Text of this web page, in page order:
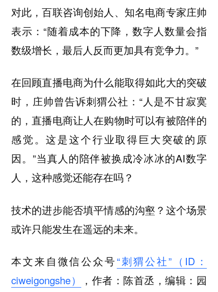
对此，百联咨询创始人、知名电商专家庄帅
表示：“随着成本的下降，数字人数量会指
数级增长，最后人反而更加具有竞争力。”
在回顾直播电商为什么能取得如此大的突破
时，庄帅曾告诉刺猬公社：“人是不甘寂寞
的，直播电商让人在购物时可以有被陪伴的
感觉。这是这个行业取得巨大突破的原
因。”当真人的陪伴被换成冷冰冰的AI数字
人，这种感觉还能存在吗？
技术的进步能否填平情感的沟壑？这个场景
或许只能发生在遥远的未来。‍‍‍‍‍‍‍‍‍‍‍
本文来自微信公众号“刺猬公社”（ID：
ciweigongshe）
，作者：陈首丞，编辑：园